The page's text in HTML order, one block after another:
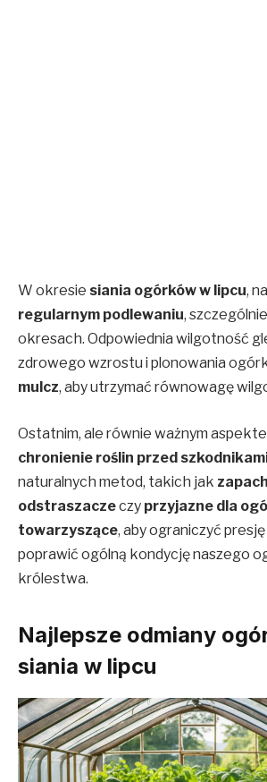
W okresie siania ogórków w lipcu,
regularnym podlewaniu,
okresach. Odpowiednia wilgotność
zdrowego wzrostu i plonowania
mulcz, aby utrzymać równowagę
Ostatnim, ale równie ważnym
chronienie roślin przed
naturalnych metod, takich jak
odstraszaczeczy przyjazne dla
towarzyszące, aby ograniczyć
poprawić ogólną kondycję naszego
królestwa.
Najlepsze odmiany
siania w lipcu